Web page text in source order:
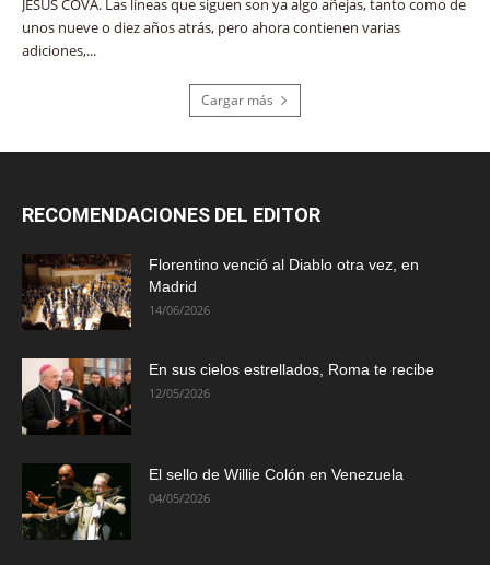
JESÚS COVA. Las líneas que siguen son ya algo añejas, tanto como de
unos nueve o diez años atrás, pero ahora contienen varias
adiciones,...
Cargar más
RECOMENDACIONES DEL EDITOR
Florentino venció al Diablo otra vez, en
Madrid
14/06/2026
En sus cielos estrellados, Roma te recibe
12/05/2026
El sello de Willie Colón en Venezuela
04/05/2026